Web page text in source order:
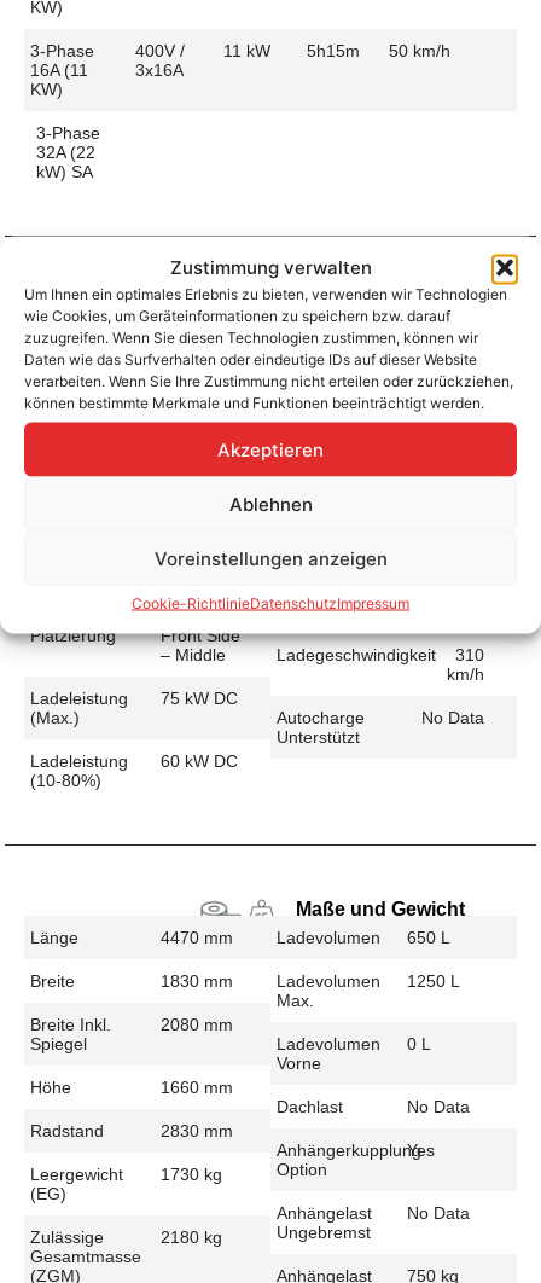
Zustimmung verwalten
Um Ihnen ein optimales Erlebnis zu bieten, verwenden wir Technologien
wie Cookies, um Geräteinformationen zu speichern bzw. darauf
zuzugreifen. Wenn Sie diesen Technologien zustimmen, können wir
Daten wie das Surfverhalten oder eindeutige IDs auf dieser Website
verarbeiten. Wenn Sie Ihre Zustimmung nicht erteilen oder zurückziehen,
können bestimmte Merkmale und Funktionen beeinträchtigt werden.
Akzeptieren
Ablehnen
Voreinstellungen anzeigen
Cookie-RichtlinieDatenschutzImpressum
KW)
3-Phase
16A (11
KW)
400V /
3x16A
11 kW 5h15m 50 km/h
3-Phase
32A (22
kW) SA
Aufladen zu Hause / am Fahrtziel
Ladeanschluss Type 2
Platzierung
Front Side
– Middle
Ladezeit (0-
>490 Km)
5h15m
Ladegeschwindigkeit52 km/h
Schnellladen
Platzierung
Front Side
– Middle
Ladeleistung
(max.)
75 kW DC
Ladeleistung
(10-80%)
60 kW DC
>392 Km)
Ladegeschwindigkeit
310
km/h
Autocharge
Unterstützt
No Data
Maße und Gewicht
Länge 4470 mm
Breite 1830 mm
Breite Inkl.
Spiegel
2080 mm
Höhe 1660 mm
Radstand 2830 mm
Leergewicht
(EG)
1730 kg
Zulässige
Gesamtmasse
(zGM)
2180 kg
Ladevolumen 650 L
Ladevolumen
Max.
1250 L
Ladevolumen
Vorne
0 L
Dachlast No Data
Anhängerkupplung
Option
Yes
Anhängelast
Ungebremst
No Data
Anhängelast
750 kg